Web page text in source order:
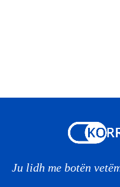
Ju lidh me botën